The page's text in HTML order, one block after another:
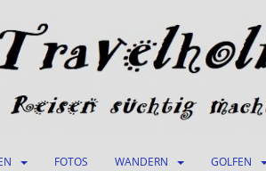
FOTOS WANDERN GOLFEN